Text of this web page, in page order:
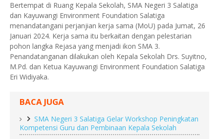
Bertempat di Ruang Kepala Sekolah, SMA Negeri 3 Salatiga
dan Kayuwangi Environment Foundation Salatiga
menandatangani perjanjian kerja sama (MoU) pada Jumat, 26
Januari 2024. Kerja sama itu berkaitan dengan pelestarian
pohon langka Rejasa yang menjadi ikon SMA 3.
Penandatanganan dilakukan oleh Kepala Sekolah Drs. Suyitno,
M.Pd. dan Ketua Kayuwangi Environment Foundation Salatiga
Eri Widiyaka.
BACA JUGA
SMA Negeri 3 Salatiga Gelar Workshop Peningkatan
Kompetensi Guru dan Pembinaan Kepala Sekolah